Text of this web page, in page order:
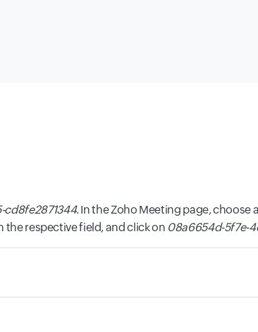
cd8fe2871344. In the Zoho Meeting page, choose
the respective field, and click on 08a6654d-5f7e-